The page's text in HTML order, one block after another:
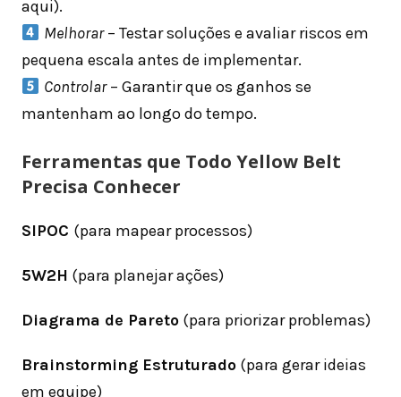
aqui).
Melhorar– Testar soluções e avaliar riscos em
pequena escala antes de implementar.
Controlar– Garantir que os ganhos se
mantenham ao longo do tempo.
Ferramentas que Todo Yellow Belt
Precisa Conhecer
SIPOC (para mapear processos)
5W2H (para planejar ações)
Diagrama de Pareto (para priorizar problemas)
Brainstorming Estruturado (para gerar ideias
em equipe)